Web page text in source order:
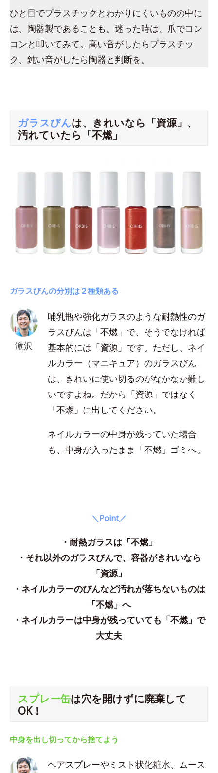
ひと目でプラスチックとわかりにくいものの中に
は、陶器製であることも。迷った時は、爪でコン
コンと叩いてみて。高い音がしたらプラスチッ
ク、鈍い音がしたら陶器と判断を。
ガラスびんは、きれいなら「資源」、
汚れていたら「不燃」
ガラスびんの分別は２種類ある
滝沢
哺乳瓶や強化ガラスのような耐熱性のガ
ラスびんは「不燃」で、そうでなければ
基本的には「資源」です。ただし、ネイ
ルカラー（マニキュア）のガラスびん
は、きれいに使い切るのがなかなか難し
いですよね。だから「資源」ではなく
「不燃」に出してください。
ネイルカラーの中身が残っていた場合
も、中身が入ったまま「不燃」ゴミへ。
＼Point／
・耐熱ガラスは「不燃」
・それ以外のガラスびんで、容器がきれいなら
「資源」
・ネイルカラーのびんなど汚れが落ちないものは
「不燃」へ
・ネイルカラーは中身が残っていても「不燃」で
大丈夫
スプレー缶は穴を開けずに廃棄して
OK！
中身を出し切ってから捨てよう
ヘアスプレーやミスト状化粧水、ムース